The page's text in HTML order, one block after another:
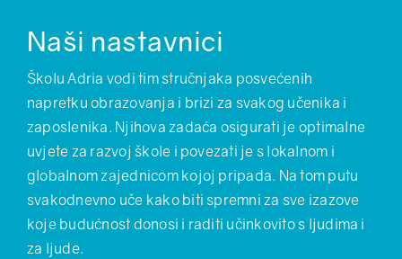
Naši nastavnici
Školu Adria vodi tim stručnjaka posvećenih
napretku obrazovanja i brizi za svakog učenika i
zaposlenika. Njihova zadaća osigurati je optimalne
uvjete za razvoj škole i povezati je s lokalnom i
globalnom zajednicom kojoj pripada. Na tom putu
svakodnevno uče kako biti spremni za sve izazove
koje budućnost donosi i raditi učinkovito s ljudima i
za ljude.